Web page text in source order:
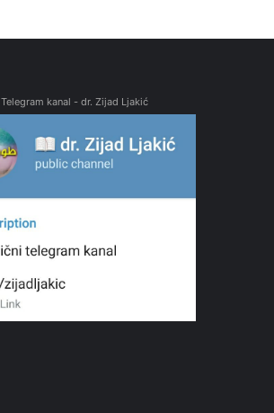
Telegram kanal - dr. Zijad Ljakić